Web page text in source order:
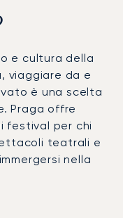
e cultura della
viaggiare da e
è una scelta
Praga offre
festival per chi
teatrali e
nella